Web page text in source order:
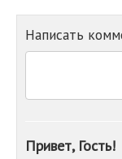
Написать
Привет, Гость!